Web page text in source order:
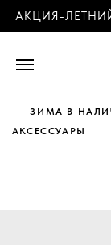
АКЦИЯ-
ЗИМА В
АКСЕССУАРЫ